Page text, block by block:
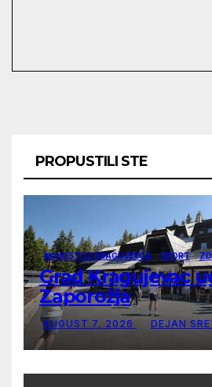
PROPUSTILI STE
NOVOSTI IZ KRAGUJEVCA SPORT
Grad Kragujevac
Zaporožja
AUGUST 7, 2026 DEJAN